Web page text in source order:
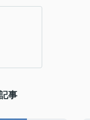
事